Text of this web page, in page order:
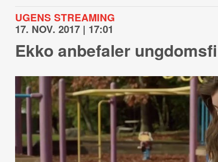
UGENS STREAMING
17. NOV. 2017 | 17:01
Ekko anbefaler